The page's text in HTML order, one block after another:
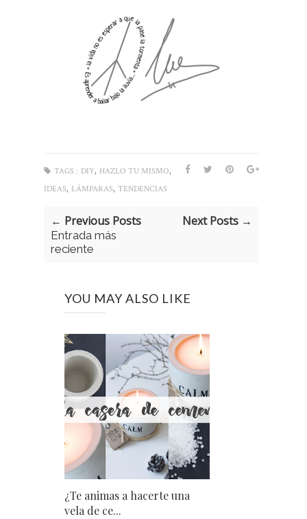
TAGS : DIY, HAZLO TU MISMO,
IDEAS, LÁMPARAS, TENDENCIAS
← Previous Posts
Entrada más
reciente
Next Posts →
YOU MAY ALSO LIKE
¿Te animas a hacerte una
vela de ce...